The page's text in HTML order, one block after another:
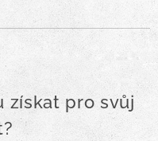
získat pro svůj